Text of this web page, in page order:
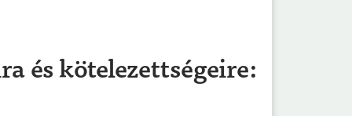
és kötelezettségeire: